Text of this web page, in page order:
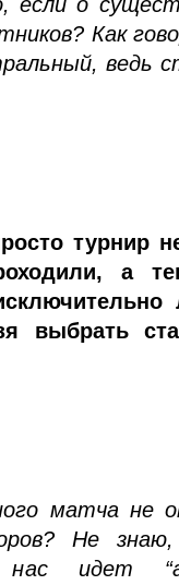
Как
ведь
турнир
а
выбрать
матча не
Не
идет